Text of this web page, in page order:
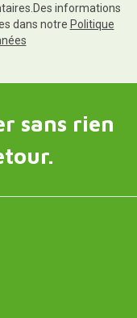
informations
dans notre Politique
sans rien